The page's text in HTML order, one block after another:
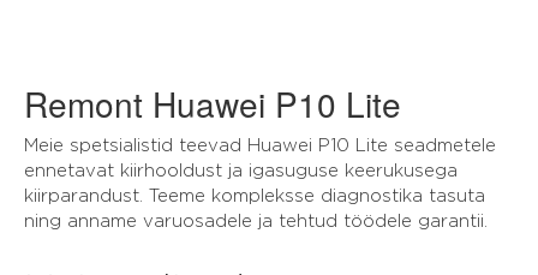
Remont Huawei P10 Lite
Meie spetsialistid teevad Huawei P10 Lite seadmetele
ennetavat kiirhooldust ja igasuguse keerukusega
kiirparandust. Teeme kompleksse diagnostika tasuta
ning anname varuosadele ja tehtud töödele garantii.